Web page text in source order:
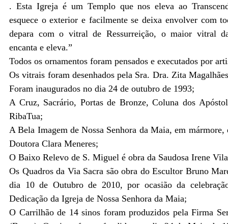
. Esta Igreja é um Templo que nos eleva ao
esquece o exterior e facilmente se deixa envolver com
depara com o vitral de Ressurreição, o maior vitral
encanta e eleva.”
Todos os ornamentos foram pensados e executados por
Os vitrais foram desenhados pela Sra. Dra. Zita
Foram inaugurados no dia 24 de outubro de 1993;
A Cruz, Sacrário, Portas de Bronze, Coluna dos
RibaTua;
A Bela Imagem de Nossa Senhora da Maia, em
Doutora Clara Meneres;
O Baixo Relevo de S. Miguel é obra da Saudosa Irene
Os Quadros da Via Sacra são obra do Escultor Bruno
dia 10 de Outubro de 2010, por ocasião da
Dedicação da Igreja de Nossa Senhora da Maia;
O Carrilhão de 14 sinos foram produzidos pela Firma